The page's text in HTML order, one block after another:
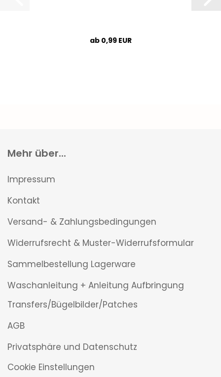
ab 0,99 EUR
Mehr über...
Impressum
Kontakt
Versand- & Zahlungsbedingungen
Widerrufsrecht & Muster-Widerrufsformular
Sammelbestellung Lagerware
Waschanleitung + Anleitung Aufbringung
Transfers/Bügelbilder/Patches
AGB
Privatsphäre und Datenschutz
Cookie Einstellungen